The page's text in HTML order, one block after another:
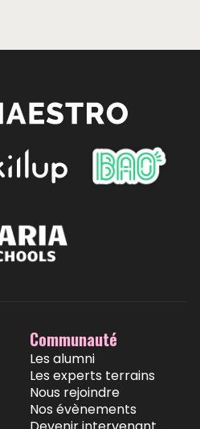
Communauté
Les alumni
Les experts terrains
Nous rejoindre
Nos évènements